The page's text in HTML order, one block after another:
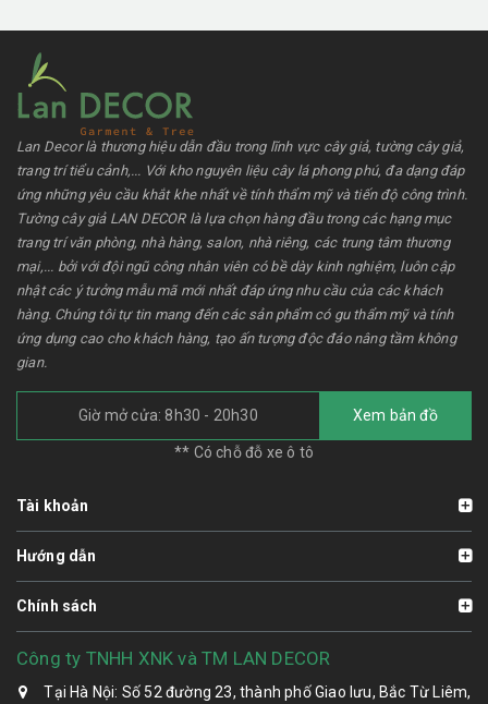
Lan Decor là thương hiệu dẫn đầu trong lĩnh vực cây giả, tường cây giả,
trang trí tiểu cảnh,... Với kho nguyên liệu cây lá phong phú, đa dạng đáp
ứng những yêu cầu khắt khe nhất về tính thẩm mỹ và tiến độ công trình.
Tường cây giả LAN DECOR là lựa chọn hàng đầu trong các hạng mục
trang trí văn phòng, nhà hàng, salon, nhà riêng, các trung tâm thương
mại,... bởi với đội ngũ công nhân viên có bề dày kinh nghiệm, luôn cập
nhật các ý tưởng mẫu mã mới nhất đáp ứng nhu cầu của các khách
hàng. Chúng tôi tự tin mang đến các sản phẩm có gu thẩm mỹ và tính
ứng dụng cao cho khách hàng, tạo ấn tượng độc đáo nâng tầm không
gian.
Giờ mở cửa: 8h30 - 20h30 Xem bản đồ
** Có chỗ đỗ xe ô tô
Tài khoản
Hướng dẫn
Chính sách
Công ty TNHH XNK và TM LAN DECOR
Tại Hà Nội: Số 52 đường 23, thành phố Giao lưu, Bắc Từ Liêm,